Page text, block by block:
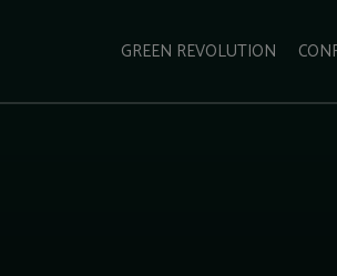
GREEN REVOLUTION